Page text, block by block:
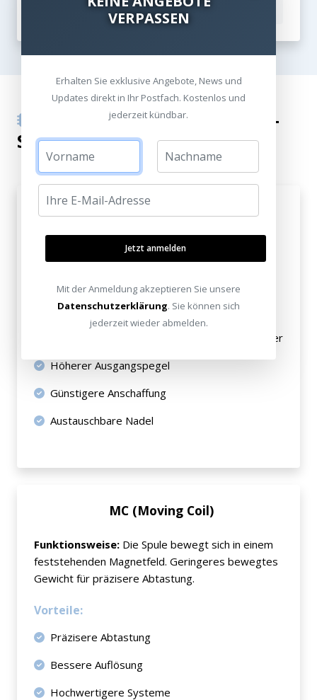
Anti-Skating
MM vs MC: Tonabnehmer-
Systeme im Vergleich
An der Nadel sind zwei
Magneten befestigt, die sich in feststehenden
Vorteile:
Standard-System für die meisten Plattenspieler
Höherer Ausgangspegel
Günstigere Anschaffung
Austauschbare Nadel
MC (Moving Coil)
Funktionsweise: Die Spule bewegt sich in einem
feststehenden Magnetfeld. Geringeres bewegtes
Gewicht für präzisere Abtastung.
Vorteile:
Präzisere Abtastung
Bessere Auflösung
Hochwertigere Systeme
VERPASSEN
Erhalten Sie exklusive Angebote, News und
Updates direkt in Ihr Postfach. Kostenlos und
jederzeit kündbar.
Jetzt anmelden
Mit der Anmeldung akzeptieren Sie unsere
Datenschutzerklärung. Sie können sich
jederzeit wieder abmelden.